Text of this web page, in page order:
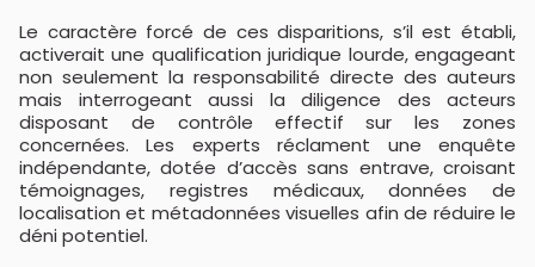
Le caractère forcé de ces disparitions, s’il est établi,
activerait une qualification juridique lourde, engageant
non seulement la responsabilité directe des auteurs
mais interrogeant aussi la diligence des acteurs
disposant de contrôle effectif sur les zones
concernées. Les experts réclament une enquête
indépendante, dotée d’accès sans entrave, croisant
témoignages, registres médicaux, données de
localisation et métadonnées visuelles afin de réduire le
déni potentiel.